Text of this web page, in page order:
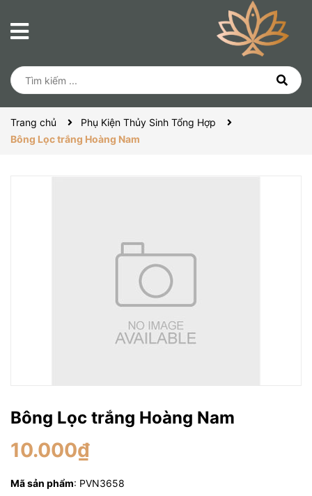
Trang chủ
Phụ Kiện Thủy Sinh Tổng Hợp
Bông Lọc trắng Hoàng Nam
Bông Lọc trắng Hoàng Nam
10.000₫
Mã sản phẩm: PVN3658